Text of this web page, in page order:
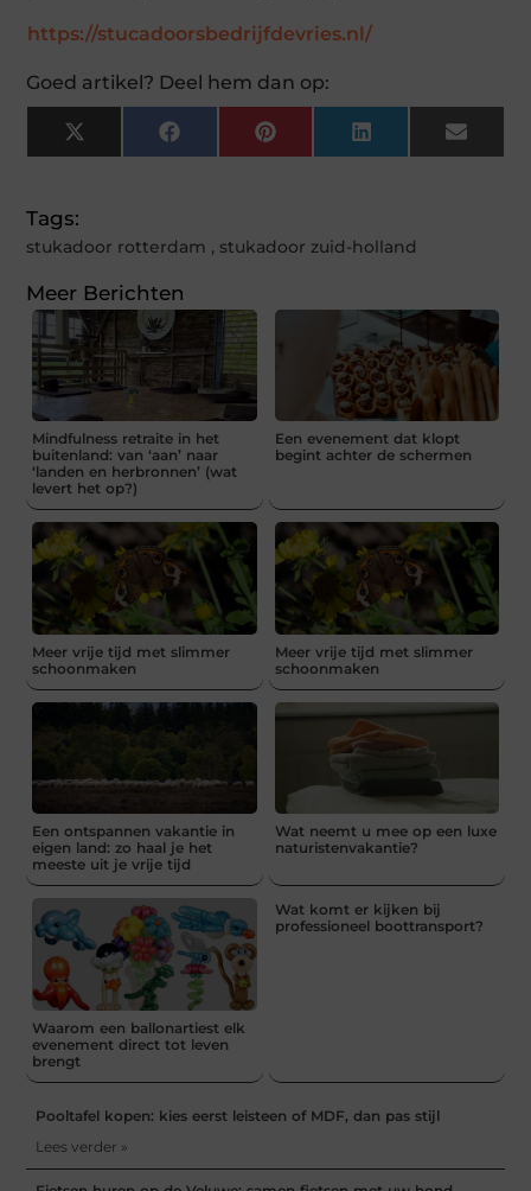
https://stucadoorsbedrijfdevries.nl/
Goed artikel? Deel hem dan op:
X
(Twitter)
FacebookPinterestLinkedInEmail
Tags:
stukadoor rotterdam , stukadoor zuid-holland
Meer Berichten
Mindfulness retraite in het
buitenland: van ‘aan’ naar
‘landen en herbronnen’ (wat
levert het op?)
Een evenement dat klopt
begint achter de schermen
Meer vrije tijd met slimmer
schoonmaken
Meer vrije tijd met slimmer
schoonmaken
Een ontspannen vakantie in
eigen land: zo haal je het
meeste uit je vrije tijd
Wat neemt u mee op een luxe
naturistenvakantie?
Waarom een ballonartiest elk
evenement direct tot leven
brengt
Wat komt er kijken bij
professioneel boottransport?
Pooltafel kopen: kies eerst leisteen of MDF, dan pas stijl
Lees verder »